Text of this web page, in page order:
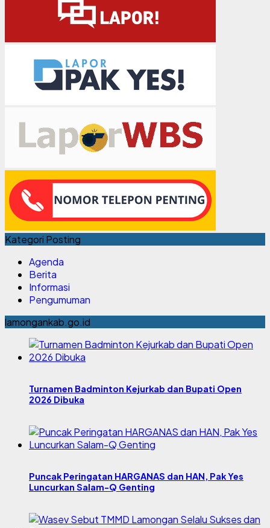
Kategori Posting
Agenda
Berita
Informasi
Pengumuman
lamongankab.go.id
Turnamen Badminton Kejurkab dan Bupati Open
2026 Dibuka
Puncak Peringatan HARGANAS dan HAN, Pak Yes
Luncurkan Salam-Q Genting